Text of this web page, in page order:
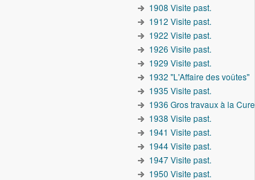
1908 Visite past.
1912 Visite past.
1922 Visite past.
1926 Visite past.
1929 Visite past.
1932 "L'Affaire des voûtes"
1935 Visite past.
1936 Gros travaux à la Cure
1938 Visite past.
1941 Visite past.
1944 Visite past.
1947 Visite past.
1950 Visite past.